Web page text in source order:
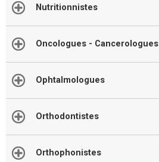
Nutritionnistes
Oncologues - Cancerologues
Ophtalmologues
Orthodontistes
Orthophonistes